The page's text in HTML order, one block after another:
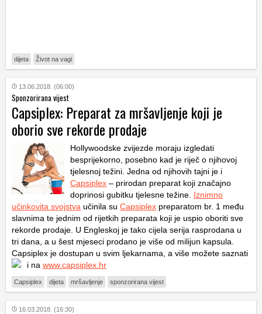
dijeta Život na vagi
13.06.2018. (06:00)
Sponzorirana vijest
Capsiplex: Preparat za mršavljenje koji je
oborio sve rekorde prodaje
Hollywoodske zvijezde moraju izgledati
besprijekorno, posebno kad je riječ o njihovoj
tjelesnoj težini. Jedna od njihovih tajni je i
Capsiplex – prirodan preparat koji značajno
doprinosi gubitku tjelesne težine. Iznimno
učinkovita svojstva učinila su Capsiplex preparatom br. 1 među
slavnima te jednim od rijetkih preparata koji je uspio oboriti sve
rekorde prodaje. U Engleskoj je tako cijela serija rasprodana u
tri dana, a u šest mjeseci prodano je više od milijun kapsula.
Capsiplex je dostupan u svim ljekarnama, a više možete saznati
i na www.capsiplex.hr
Capsiplex dijeta mršavljenje sponzorirana vijest
16.03.2018. (16:30)